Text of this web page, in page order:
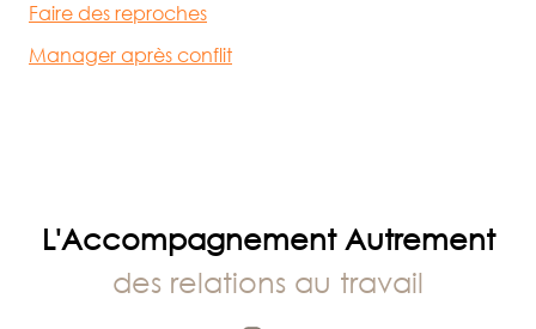
Faire des reproches
Manager après conflit
L'Accompagnement Autrement
des relations au travail